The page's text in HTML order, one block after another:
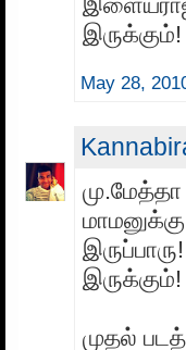
இருக்கும்!
May 28,
இருக்கும்!
முதல்